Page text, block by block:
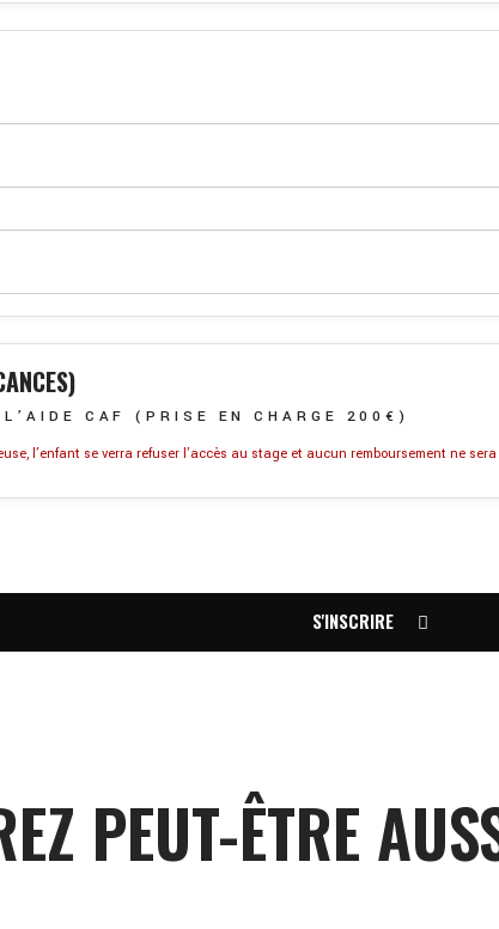
CAF (PRISE EN CHARGE 200€)
l’enfant se verra refuser l’accès au stage et aucun remboursement ne sera
S'INSCRIRE
PEUT-ÊTRE